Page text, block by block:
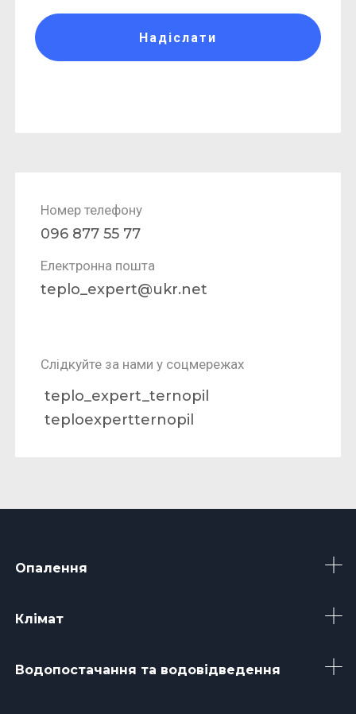
Надіслати
Номер телефону
096 877 55 77
Електронна пошта
teplo_expert@ukr.net
Cлідкуйте за нами у соцмережах
teplo_expert_ternopil
teploexpertternopil
Опалення
Клімат
Водопостачання та водовідведення